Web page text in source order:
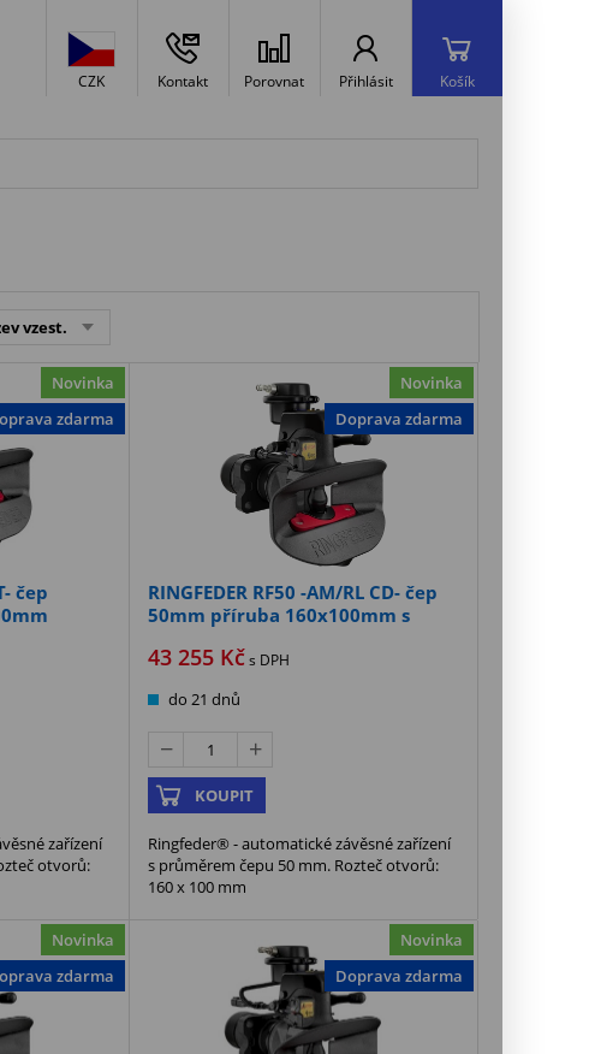
CZK Kontakt Porovnat Přihlásit Košík
vzest.
Novinka
zdarma
čep
zařízení
otvorů:
Novinka
Doprava zdarma
RINGFEDER RF50 -AM/RL CD- čep
50mm příruba 160x100mm s
43 255 Kčs DPH
do 21 dnů
KOUPIT
Ringfeder® - automatické závěsné zařízení
s průměrem čepu 50 mm. Rozteč otvorů:
160 x 100 mm
Novinka
zdarma
Novinka
Doprava zdarma